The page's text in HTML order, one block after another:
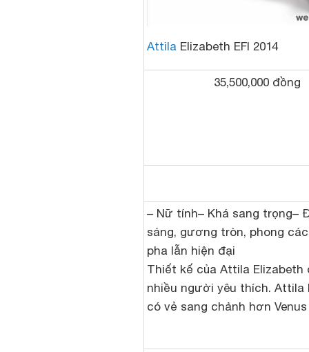
Attila Elizabeth EFI 2014
35,500,000 đồng
– Nữ tính– Khá sang trọng–
sáng, gương tròn, phong
pha lẫn hiện đại
Thiết kế của Attila
nhiều người yêu thích. Attila
có vẻ sang chảnh hơn Venus